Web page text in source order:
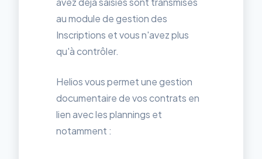
au module de gestion des
Inscriptions et vous n'avez plus
qu'à contrôler.
Helios vous permet une gestion
documentaire de vos contrats en
lien avec les plannings et
notamment :